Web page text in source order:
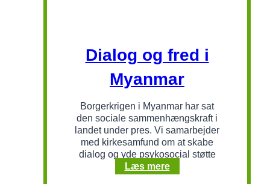
Dialog og fred i
Myanmar
Borgerkrigen i Myanmar har sat
den sociale sammenhængskraft i
landet under pres. Vi samarbejder
med kirkesamfund om at skabe
dialog og yde psykosocial støtte
Læs mereDialog
og